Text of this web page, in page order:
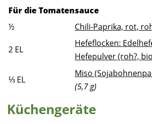
Für die Tomatensauce
½
Chili-Paprika, rot,
2 EL
Hefeflocken:
Hefepulver (roh?,
⅓ EL
Miso
(5,7 g)
Küchengeräte